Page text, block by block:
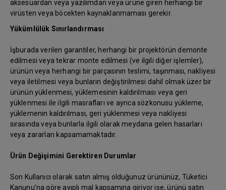
aksesuardan veya yazılımdan veya ürüne giren herhangi bir
virüsten veya böcekten kaynaklanmaması gerekir.
Yükümlülük Sınırlandırması
İşburada verilen garantiler, herhangi bir projektörün demonte
edilmesi veya tekrar monte edilmesi (ve ilgili diğer işlemler),
ürünün veya herhangi bir parçasının teslimi, taşınması, nakliyesi
veya iletilmesi veya bunların değiştirilmesi dahil olmak üzer bir
ürünün yüklenmesi, yüklemesinin kaldırılması veya geri
yüklenmesi ile ilgili masrafları ve ayrıca sözkonusu yükleme,
yüklemenin kaldırılması, geri yüklenmesi veya nakliyesi
sırasında veya bunlarla ilgili olarak meydana gelen hasarları
veya zararları kapsamamaktadır.
Ürün Değişimini Gerektiren Durumlar
Son Kullanıcı olarak satın almış olduğunuz ürününüz, Tüketici
Kanunu’na göre ayıplı mal kapsamına giriyor ise, ürünü satın